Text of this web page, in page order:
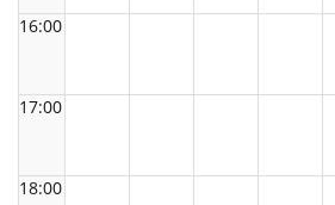
16:00
17:00
18:00